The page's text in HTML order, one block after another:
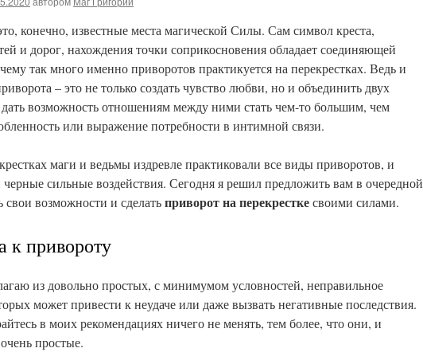
конечно, известные места магической Силы. Сам символ креста,
и дорог, нахождения точки соприкосновения обладает соединяющей
так много именно приворотов практикуется на перекрестках. Ведь и
– это не только создать чувство любви, но и объединить двух
возможность отношениям между ними стать чем-то большим, чем
или выражение потребности в интимной связи.
маги и ведьмы издревле практиковали все виды приворотов, и
сильные воздействия. Сегодня я решил предложить вам в очередной
свои возможности и сделатьприворот на перекресткесвоими силами.
к привороту
из довольно простых, с минимумом условностей, неправильное
может привести к неудаче или даже вызвать негативные последствия.
в моих рекомендациях ничего не менять, тем более, что они, и
простые.